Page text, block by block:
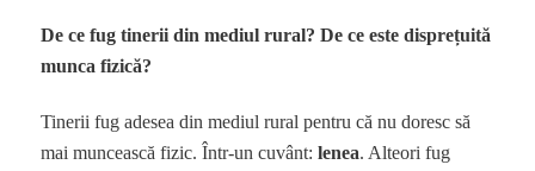
De ce fug tinerii din mediul rural? De ce este disprețuită
munca fizică?
Tinerii fug adesea din mediul rural pentru că nu doresc să
mai muncească fizic. Într-un cuvânt:lenea. Alteori fug